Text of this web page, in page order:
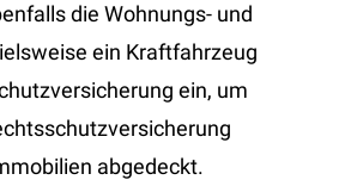
die Wohnungs- und
ein Kraftfahrzeug
ein, um
abgedeckt.